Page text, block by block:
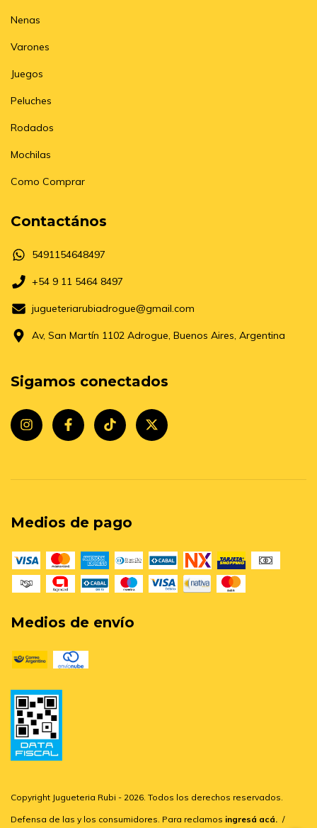
Nenas
Varones
Juegos
Peluches
Rodados
Mochilas
Como Comprar
Contactános
5491154648497
+54 9 11 5464 8497
jugueteriarubiadrogue@gmail.com
Av, San Martín 1102 Adrogue, Buenos Aires, Argentina
Sigamos conectados
Medios de pago
Medios de envío
Copyright Jugueteria Rubi - 2026. Todos los derechos reservados.
Defensa de las y los consumidores. Para reclamos ingresá acá. /